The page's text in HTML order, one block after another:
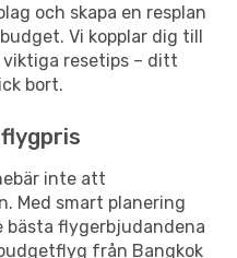
och skapa en resplan
Vi kopplar dig till
resetips – ditt
bort.
inte att
Med smart planering
bästa flygerbjudandena
från Bangkok